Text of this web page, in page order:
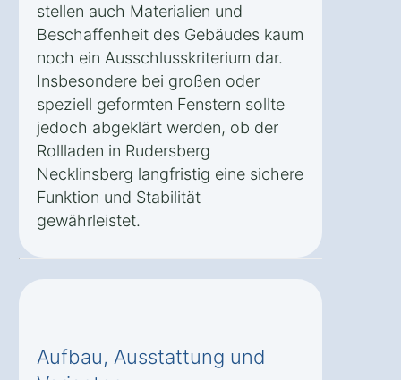
stellen auch Materialien und
Beschaffenheit des Gebäudes kaum
noch ein Ausschlusskriterium dar.
Insbesondere bei großen oder
speziell geformten Fenstern sollte
jedoch abgeklärt werden, ob der
Rollladen in Rudersberg
Necklinsberg langfristig eine sichere
Funktion und Stabilität
gewährleistet.
Aufbau, Ausstattung und